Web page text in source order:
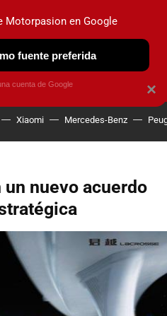
OBSERVATORIO
Xiaomi Mercedes-Benz
un nuevo acuerdo
×
Motorpasion en Google
fuente preferida
cuenta de Google